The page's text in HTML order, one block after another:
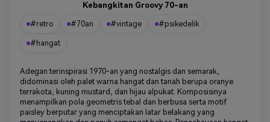
Kebangkitan Groovy 70-an
#retro #70an #vintage #psikedelik
#hangat
Adegan terinspirasi 1970-an yang nostalgis dan semarak,
didominasi oleh palet warna hangat dan tanah berupa oranye
terrakota, kuning mustard, dan hijau alpukat. Komposisinya
menampilkan pola geometris tebal dan berbusa serta motif
paisley berputar yang menciptakan latar belakang yang